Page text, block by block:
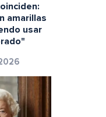
amarillas
usar